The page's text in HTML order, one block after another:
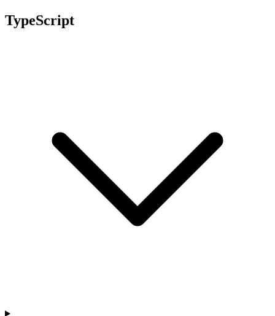
TypeScript